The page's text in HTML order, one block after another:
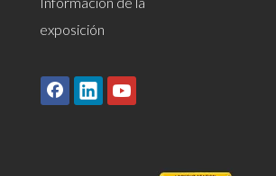
exposición